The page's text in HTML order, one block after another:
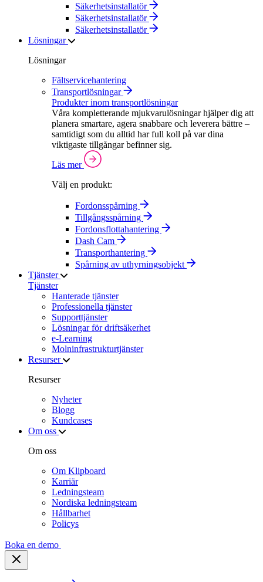
Säkerhetsinstallatör
Säkerhetsinstallatör
Säkerhetsinstallatör
Lösningar
Lösningar
Fältservicehantering
Transportlösningar
Produkter inom transportlösningar
Våra kompletterande mjukvarulösningar hjälper dig att
planera smartare, agera snabbare och leverera bättre –
samtidigt som du alltid har full koll på var dina
viktigaste tillgångar befinner sig.
Läs mer
Välj en produkt:
Fordonsspårning
Tillgångsspårning
Fordonsflottahantering
Dash Cam
Transporthantering
Spårning av uthyrningsobjekt
Tjänster
Tjänster
Hanterade tjänster
Professionella tjänster
Supporttjänster
Lösningar för driftsäkerhet
e-Learning
Molninfrastrukturtjänster
Resurser
Resurser
Nyheter
Blogg
Kundcases
Om oss
Om oss
Om Klipboard
Karriär
Ledningsteam
Nordiska ledningsteam
Hållbarhet
Policys
Boka en demo